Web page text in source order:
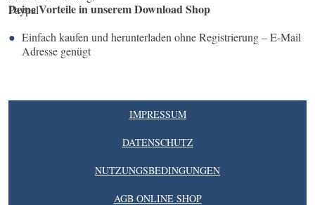
Deine Vorteile in unserem Download Shop
Einfach kaufen und herunterladen ohne Registrierung – E-Mail
Adresse genügt
IMPRESSUM
DATENSCHUTZ
NUTZUNGSBEDINGUNGEN
AGB ONLINE SHOP